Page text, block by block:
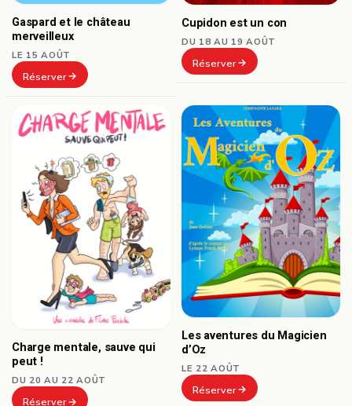
Gaspard et le château
merveilleux
LE 15 AOÛT
Réserver
Cupidon est un con
DU 18 AU 19 AOÛT
Réserver
Charge mentale, sauve qui
peut !
DU 20 AU 22 AOÛT
Réserver
Les aventures du Magicien
d’Oz
LE 22 AOÛT
Réserver